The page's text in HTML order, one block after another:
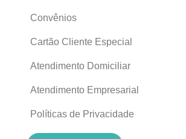
Convênios
Cartão Cliente Especial
Atendimento Domiciliar
Atendimento Empresarial
Políticas de Privacidade